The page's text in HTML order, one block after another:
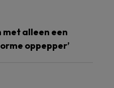
met alleen een
oppepper’